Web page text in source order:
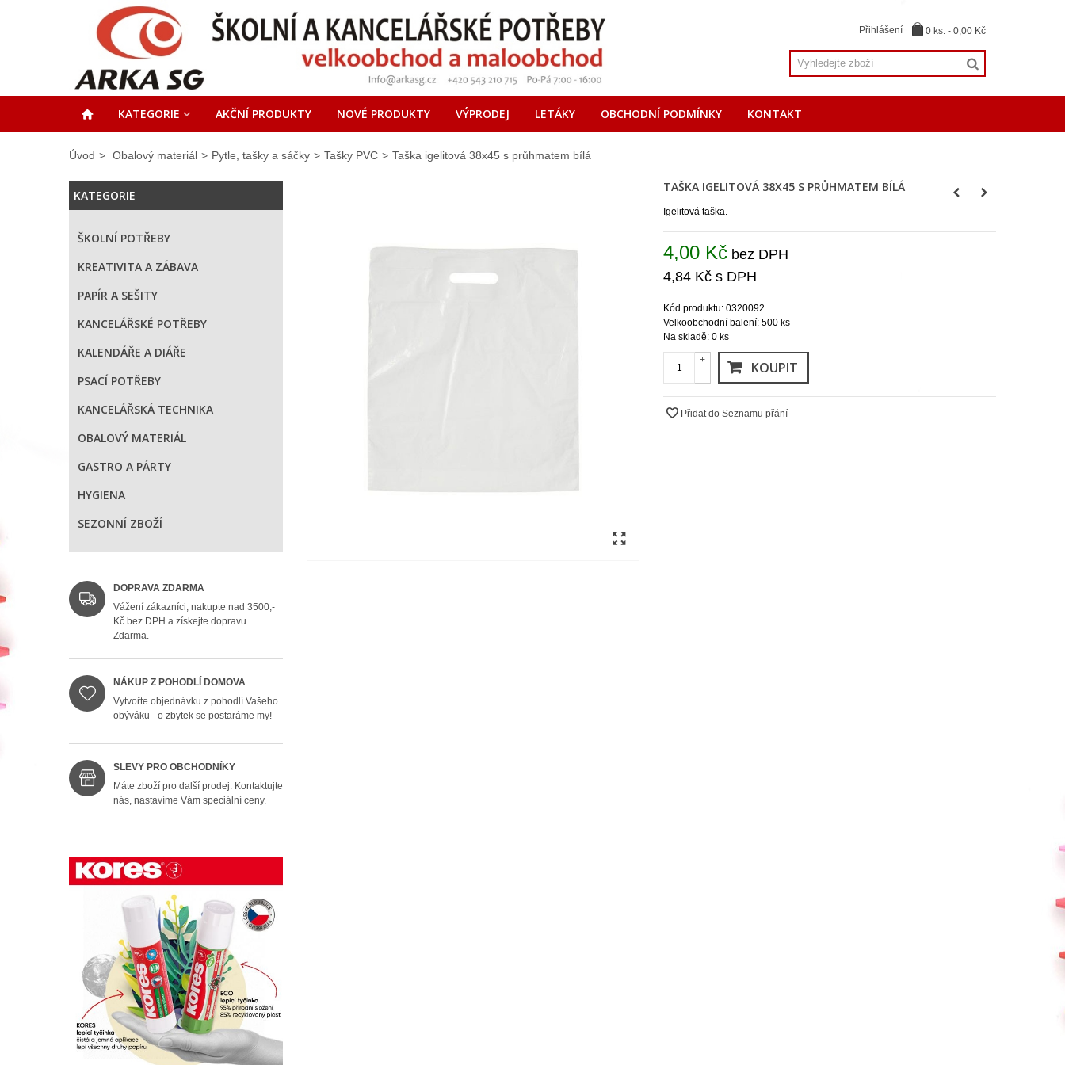
0 ks. - 0,00 Kč
Přihlášení
KATEGORIE AKČNÍ PRODUKTY NOVÉ PRODUKTY VÝPRODEJ LETÁKY OBCHODNÍ PODMÍNKY KONTAKT
Úvod > Obalový materiál > Pytle, tašky a sáčky > Tašky PVC > Taška igelitová 38x45 s průhmatem bílá
KATEGORIE
ŠKOLNÍ POTŘEBY
KREATIVITA A ZÁBAVA
PAPÍR A SEŠITY
KANCELÁŘSKÉ POTŘEBY
KALENDÁŘE A DIÁŘE
PSACÍ POTŘEBY
KANCELÁŘSKÁ TECHNIKA
OBALOVÝ MATERIÁL
GASTRO A PÁRTY
HYGIENA
SEZONNÍ ZBOŽÍ
DOPRAVA ZDARMA
Vážení zákazníci, nakupte nad 3500,-
Kč bez DPH a získejte dopravu
Zdarma.
NÁKUP Z POHODLÍ DOMOVA
Vytvořte objednávku z pohodlí Vašeho
obýváku - o zbytek se postaráme my!
SLEVY PRO OBCHODNÍKY
Máte zboží pro další prodej. Kontaktujte
nás, nastavíme Vám speciální ceny.
TAŠKA IGELITOVÁ 38X45 S PRŮHMATEM BÍLÁ
Igelitová taška.
4,00 Kč bez DPH
4,84 Kč s DPH
Kód produktu: 0320092
Velkoobchodní balení: 500 ks
Na skladě: 0 ks
-
+ KOUPIT
Přidat do Seznamu přání